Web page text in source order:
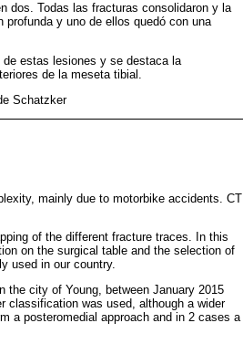
dos. Todas las fracturas consolidaron y la
y uno de ellos quedó con una
estas lesiones y se destaca la
de la meseta tibial.
Schatzker
mainly due to motorbike accidents. CT
of the different fracture traces. In this
on the surgical table and the selection of
used in our country.
the city of Young, between January 2015
classification was used, although a wider
a posteromedial approach and in 2 cases a